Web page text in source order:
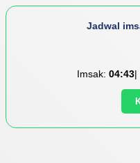
Jadwal
Imsak: 04:43|